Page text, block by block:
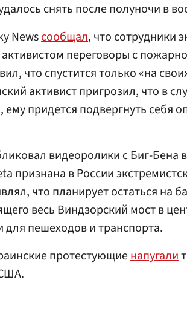
снять после полуночи в
Newsсообщал, что сотрудники
переговоры с
что спустится только «на
активист пригрозил, что в
ему придется подвергнуть себя
видеоролики с Биг-Бена
признана в России
что планирует остаться на
весь Виндзорский мост в
для пешеходов и транспорта.
протестующиенапугали